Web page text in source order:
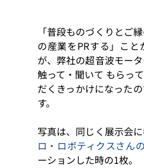
「普段ものづくりとご
の産業をPRする」こ
が、弊社の超音波モー
触って・聞いて もらっ
だくきっかけになった
す。
写真は、同じく展示会
ロ・ロボティクスさん
ーションした時の1枚。